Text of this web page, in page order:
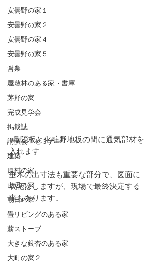
安曇野の家１
安曇野の家２
安曇野の家４
安曇野の家５
営業
屋敷林のある家・書庫
茅野の家
完成見学会
掲載誌
講演会・セミナー
建築
原村の家
山辺の家
朝日の家
畳リビングのある家
薪ストーブ
大きな銀杏のある家
大町の家２
↑鼻隠板と化粧野地板の間に通気部材を
入れます
垂木の出寸法も重要な部分で、図面に
表記はしますが、現場で最終決定する
事もあります。